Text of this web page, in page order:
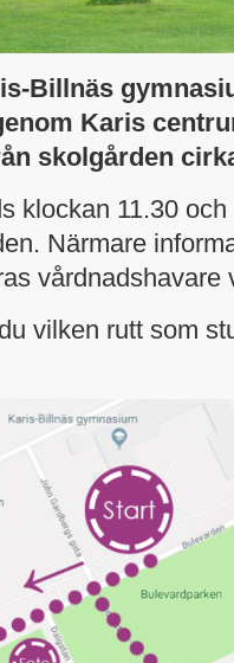
Billnäs
Karis
skolgården
klockan 11.30
Närmare
vårdnadshavare
vilken rutt som